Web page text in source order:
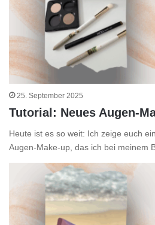
25. September 2025
Tutorial: Neues Augen-
Heute ist es so weit: Ich zeige euch
Augen-Make-up, das ich bei meinem